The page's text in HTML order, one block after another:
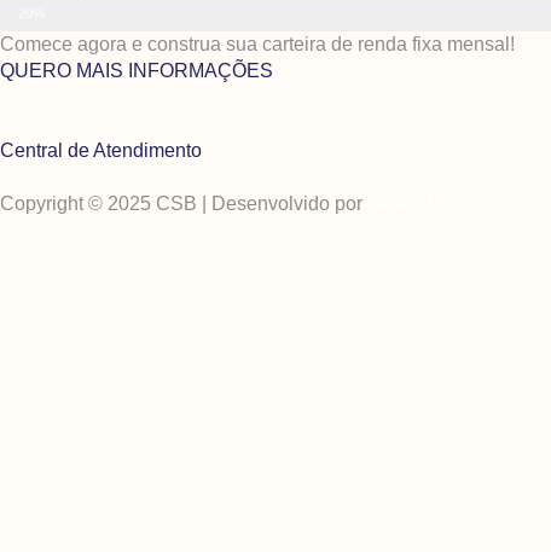
Comece agora e construa sua carteira de renda fixa mensal!
QUERO MAIS INFORMAÇÕES
Central de Atendimento
Copyright © 2025 CSB | Desenvolvido por